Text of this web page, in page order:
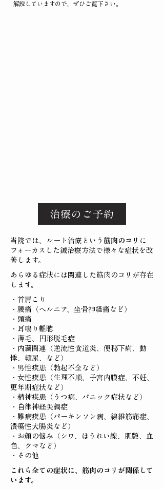
​解説していますので、ぜひご覧下さい。
治療のご予約
当院では、ルート治療という 筋肉のコリ に
フォーカスした 鍼治療方法で様々な症状を改
善します。
あらゆる症状には関連した筋肉のコリが存在
します。
・首肩こり
・腰痛（ヘルニア、坐骨神経痛など）
・頭痛
​・耳鳴り難聴
・薄毛、円形脱毛症
・内蔵関連（逆流性食道炎、便秘下痢、動
悸、頻尿、など）
・男性疾患（勃起不全など）
・女性疾患（生理不順、子宮内膜症、不妊、
更年期症状など）
・精神疾患（うつ病、パニック症状など）
・自律神経失調症
・難病疾患（パーキンソン病、線維筋痛症、
潰瘍性大腸炎など）
・お顔の悩み（シワ、ほうれい線、肌艶、血
色、クマなど）
・その他
これら全ての症状に、筋肉のコリが関係して
います。